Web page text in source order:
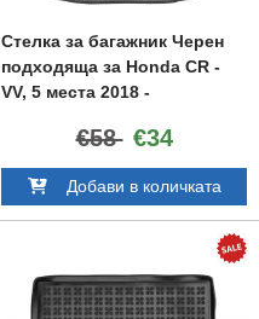
Стелка за багажник Черен
подходяща за Honda CR -
VV, 5 места 2018 -
€58 €34
Добави в количката